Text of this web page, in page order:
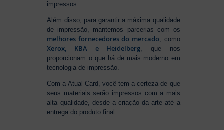
impressos.
Além disso, para garantir a máxima qualidade
de impressão, mantemos parcerias com os
melhores fornecedores do mercado, como
Xerox, KBA e Heidelberg, que nos
proporcionam o que há de mais moderno em
tecnologia de impressão.
Com a Atual Card, você tem a certeza de que
seus materiais serão impressos com a mais
alta qualidade, desde a criação da arte até a
entrega do produto final.